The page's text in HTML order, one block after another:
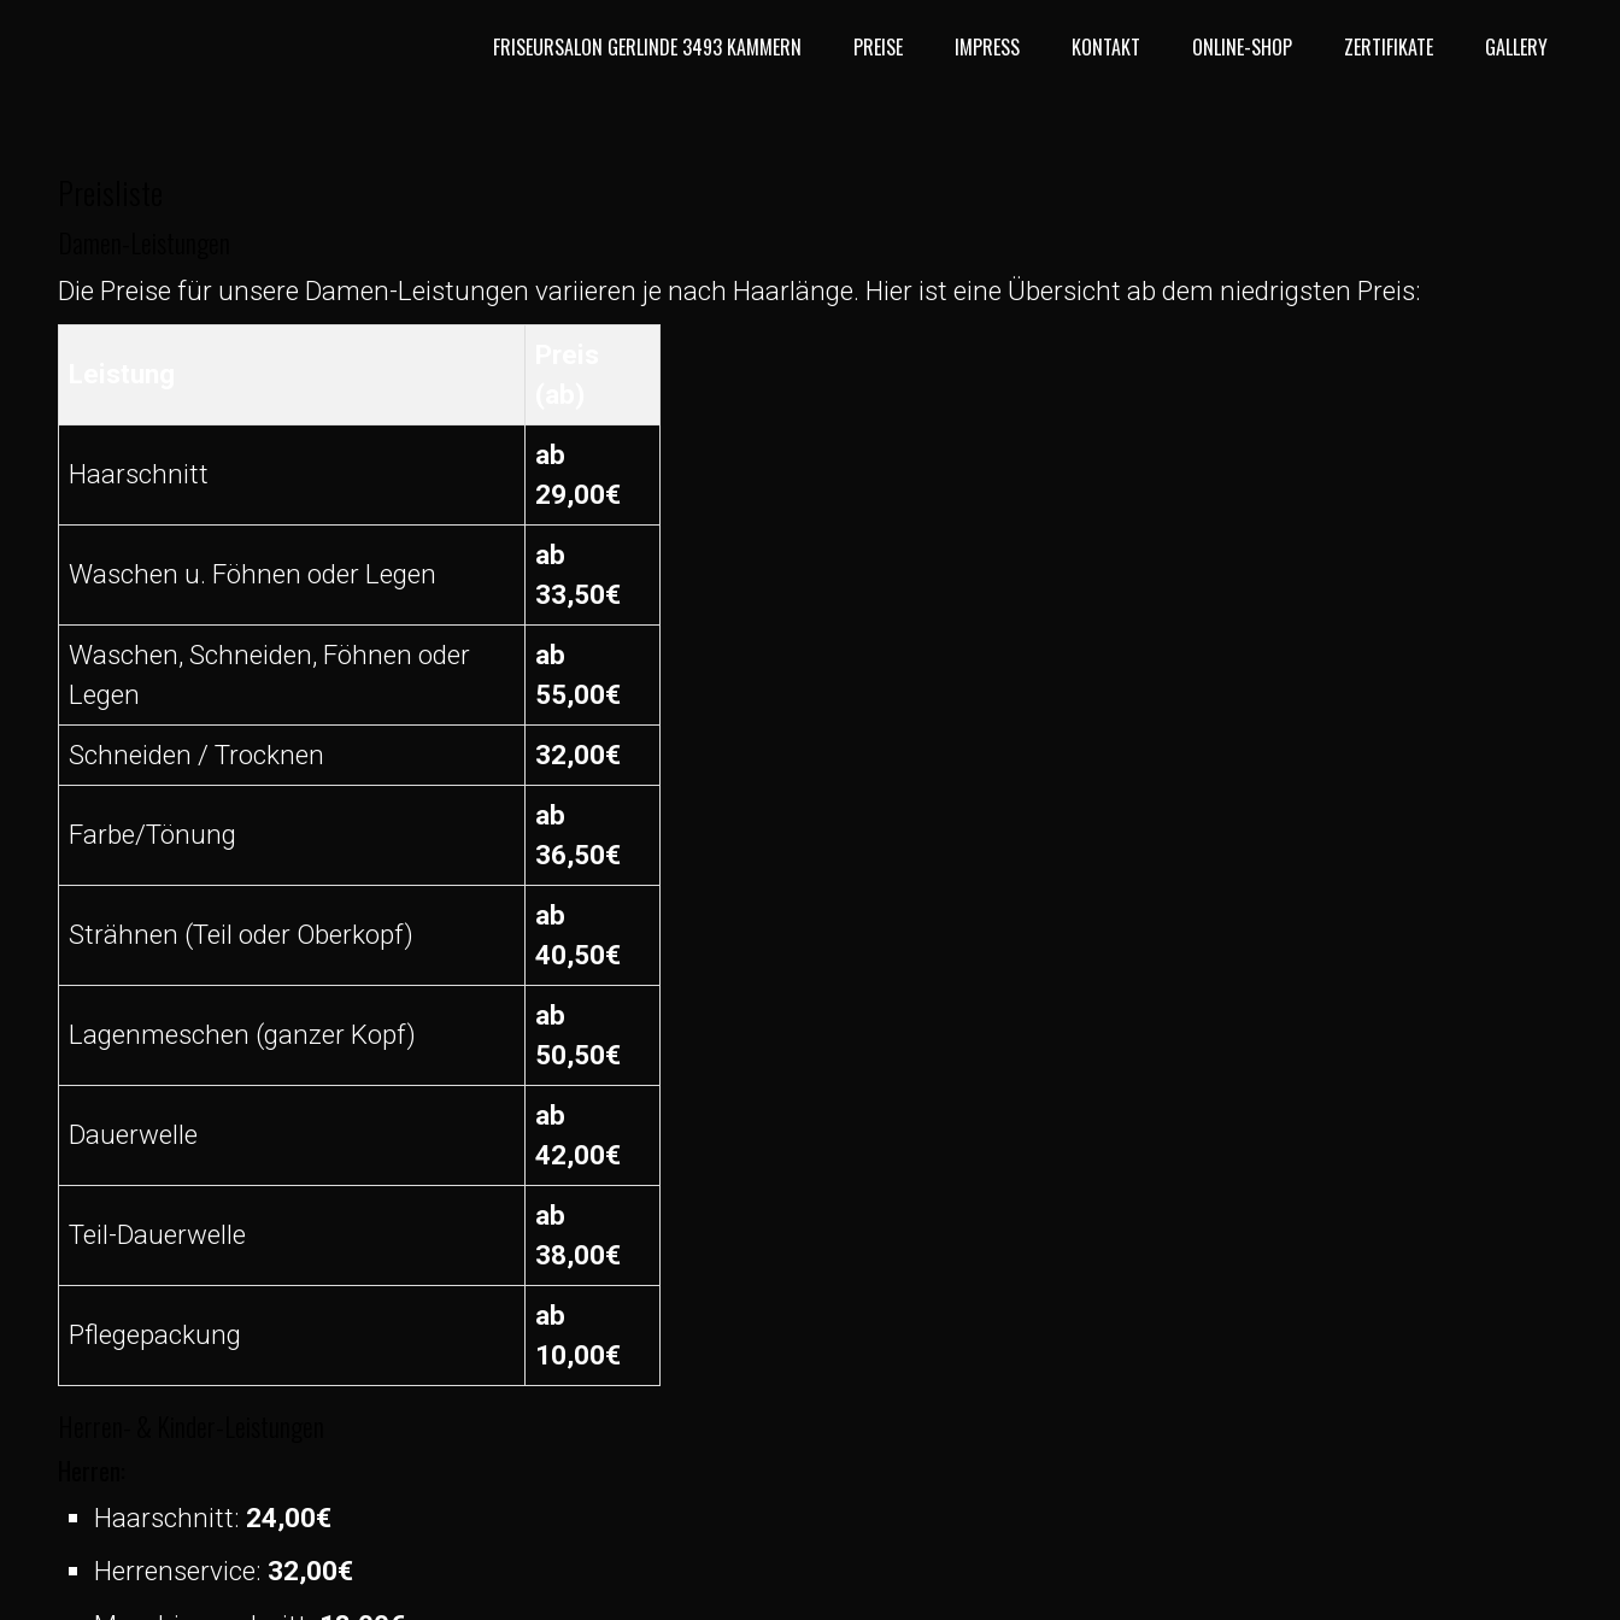
FRISEURSALON GERLINDE 3493 KAMMERN PREISE IMPRESS KONTAKT ONLINE-SHOP ZERTIFIKATE GALLERY
Die Preise für unsere Damen-Leistungen variieren je nach Haarlänge. Hier ist eine Übersicht ab dem niedrigsten Preis:
Haarschnitt
ab
29,00€
Waschen u. Föhnen oder Legen
ab
33,50€
Waschen, Schneiden, Föhnen oder
Legen
ab
55,00€
Schneiden / Trocknen
32,00€
Farbe/Tönung
ab
36,50€
Strähnen (Teil oder Oberkopf)
ab
40,50€
Lagenmeschen (ganzer Kopf)
ab
50,50€
Dauerwelle
ab
42,00€
Teil-Dauerwelle
ab
38,00€
Pflegepackung
ab
10,00€
Haarschnitt: 24,00€
Herrenservice: 32,00€